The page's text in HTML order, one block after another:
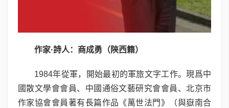
作家·詩人：商成勇（陝西籍）
1984年從軍，開始最初的軍旅文字工作。現爲中
國散文學會會員、中國通俗文藝研究會會員、北京市
作家協會會員著有長篇作品《萬世法門》（與嶽南合